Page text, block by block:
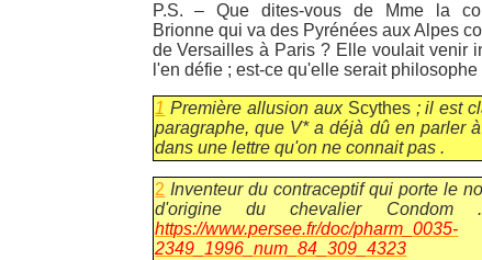
P.S. – Que dites-vous de Mme la
Brionne qui va des Pyrénées aux Alpes
de Versailles à Paris ? Elle voulait venir
l'en défie ; est-ce qu'elle serait philosophe
1 Première allusion aux Scythes; il est
paragraphe, que V* a déjà dû en parler
dans une lettre qu'on ne connait pas .
2 Inventeur du contraceptif qui porte le
d'origine du chevalier
https://www.persee.fr/doc/pharm_0035-
2349_1996_num_84_309_4323